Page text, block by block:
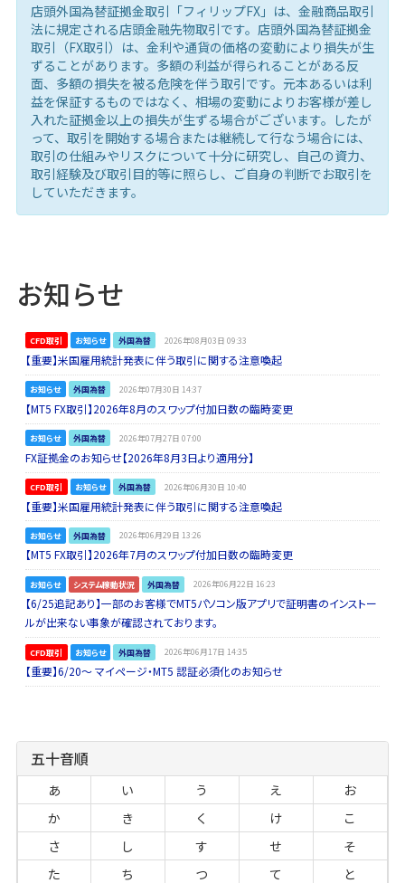
店頭外国為替証拠金取引「フィリップFX」は、金融商品取引
法に規定される店頭金融先物取引です。店頭外国為替証拠金
取引（FX取引）は、金利や通貨の価格の変動により損失が生
ずることがあります。多額の利益が得られることがある反
面、多額の損失を被る危険を伴う取引です。元本あるいは利
益を保証するものではなく、相場の変動によりお客様が差し
入れた証拠金以上の損失が生ずる場合がございます。したが
って、取引を開始する場合または継続して行なう場合には、
取引の仕組みやリスクについて十分に研究し、自己の資力、
取引経験及び取引目的等に照らし、ご自身の判断でお取引を
していただきます。
お知らせ
CFD取引 お知らせ 外国為替 2026年08月03日 09:33
【重要】米国雇用統計発表に伴う取引に関する注意喚起
お知らせ 外国為替 2026年07月30日 14:37
【MT5 FX取引】2026年8月のスワップ付加日数の臨時変更
お知らせ 外国為替 2026年07月27日 07:00
FX証拠金のお知らせ【2026年8月3日より適用分】
CFD取引 お知らせ 外国為替 2026年06月30日 10:40
【重要】米国雇用統計発表に伴う取引に関する注意喚起
お知らせ 外国為替 2026年06月29日 13:26
【MT5 FX取引】2026年7月のスワップ付加日数の臨時変更
お知らせ システム稼動状況 外国為替 2026年06月22日 16:23
【6/25追記あり】一部のお客様でMT5パソコン版アプリで証明書のインストー
ルが出来ない事象が確認されております。
CFD取引 お知らせ 外国為替 2026年06月17日 14:35
【重要】6/20～ マイページ・MT5 認証必須化のお知らせ
五十音順
あ い う え
お
か
き く け
こ
さ
し す せ
そ
た
ち つ て
と